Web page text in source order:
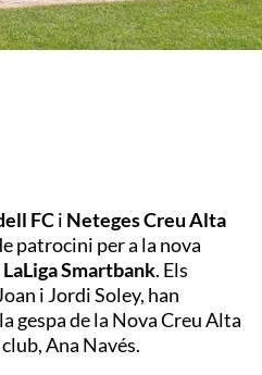
FCi Neteges Creu Alta
patrocini per a la nova
LaLiga Smartbank. Els
i Jordi Soley, han
gespa de la Nova Creu Alta
Ana Navés.